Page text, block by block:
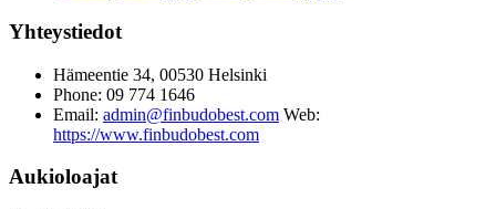
Yhteystiedot
Hämeentie 34, 00530 Helsinki
Phone: 09 774 1646
Email: admin@finbudobest.com Web:
https://www.finbudobest.com
Aukioloajat